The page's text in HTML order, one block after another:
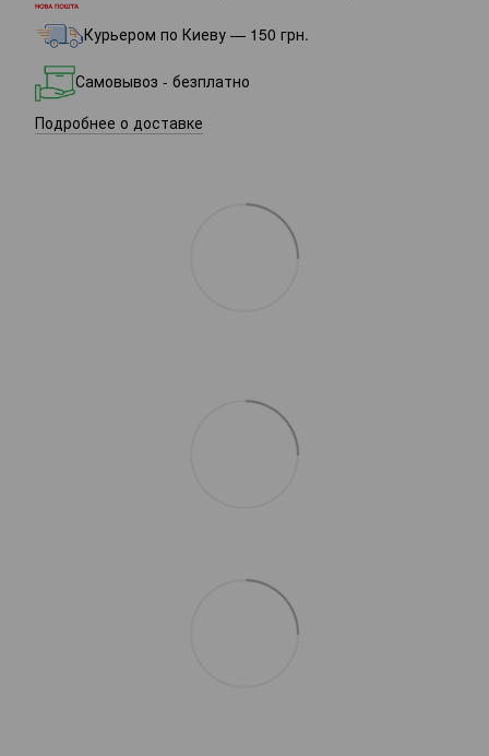
Курьером по Киеву — 150 грн.
Самовывоз - безплатно
Подробнее о доставке